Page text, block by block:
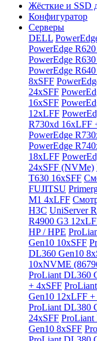
Жёсткие и SSD
Конфигуратор
Серверы
DELL
PowerEdge
PowerEdge
PowerEdge
8xSFF
24xSFF
16xSFF
12xLFF
R730xd 16xLFF
PowerEdge
PowerEdge
18xLFF
24xSFF (NVMe)
T630 16xSFF
FUJITSU
M1 4xLFF
H3C UniServer
R4900 G3
HP / HPE
Gen10 10xSFF
DL360 Gen10
10xNVME
ProLiant DL360
+ 4xSFF
Gen10 12xLFF +
ProLiant DL380
24xSFF ProLiant
Gen10 8xSFF